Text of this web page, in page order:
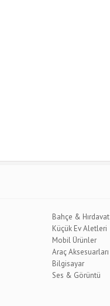
Bahçe & Hırdavat
Küçük Ev Aletleri
Mobil Ürünler
Araç Aksesuarları
Bilgisayar
Ses & Görüntü